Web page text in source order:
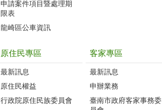
申請案件項目暨處理期
限表
龍崎區公車資訊
原住民專區
最新訊息
原住民權益
行政院原住民族委員會
客家專區
最新訊息
申辦業務
臺南市政府客家事務委